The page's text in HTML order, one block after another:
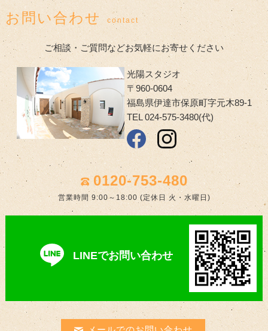
お問い合わせ contact
ご相談・ご質問などお気軽にお寄せください
光陽スタジオ
〒960-0604
福島県伊達市保原町字元木89-1
TEL 024-575-3480(代)
0120-753-480
営業時間 9:00～18:00 (定休日 火・水曜日)
LINEでお問い合わせ